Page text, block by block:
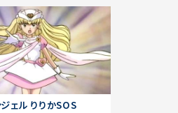
ェル りりかSOS